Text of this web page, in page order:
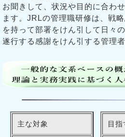
お聞きして、状況や目的に合わ
ます。JRLの管理職研修は、戦
を持って部署をけん引して日々
遂行する感謝をけん引する管理
主な対象 目指